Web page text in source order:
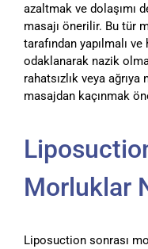
azaltmak ve dolaşımı
masajı önerilir. Bu tür
tarafından yapılmalı
odaklanarak nazik
rahatsızlık veya
masajdan kaçınmak
Morluklar
Liposuction sonrası